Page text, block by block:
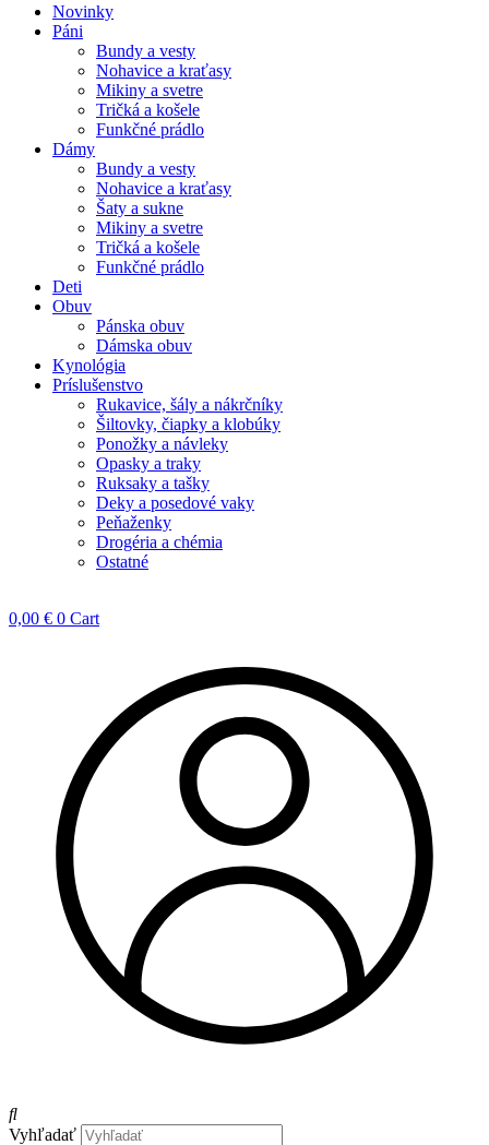
Novinky
Páni
Bundy a vesty
Nohavice a kraťasy
Mikiny a svetre
Tričká a košele
Funkčné prádlo
Dámy
Bundy a vesty
Nohavice a kraťasy
Šaty a sukne
Mikiny a svetre
Tričká a košele
Funkčné prádlo
Deti
Obuv
Pánska obuv
Dámska obuv
Kynológia
Príslušenstvo
Rukavice, šály a nákrčníky
Šiltovky, čiapky a klobúky
Ponožky a návleky
Opasky a traky
Ruksaky a tašky
Deky a posedové vaky
Peňaženky
Drogéria a chémia
Ostatné
0,00 € 0 Cart
Vyhľadať